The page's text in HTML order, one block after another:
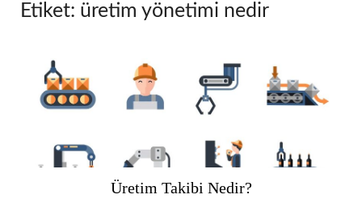
Etiket: üretim yönetimi nedir
Üretim Takibi Nedir?